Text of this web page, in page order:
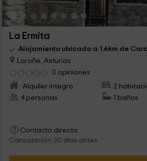
La Ermita
Alojamiento ubicado a 1.6km de
Loroñe, Asturias
0 opiniones
Alquiler íntegro
2
4 personas
1 baños
Contacto directo
Cancelación 30 días antes